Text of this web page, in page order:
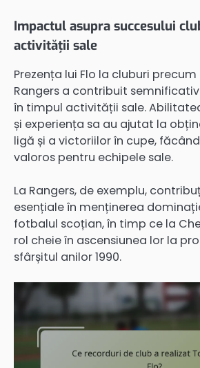
Impactul asupra succesului
activității sale
Prezența lui Flo la cluburi precum
Rangers a contribuit
în timpul activității sale.
și experiența sa au ajutat la
ligă și a victoriilor în cupe,
valoros pentru echipele sale.
La Rangers, de exemplu,
esențiale în menținerea
fotbalul scoțian, în timp ce la
rol cheie în ascensiunea lor la
sfârșitul anilor 1990.